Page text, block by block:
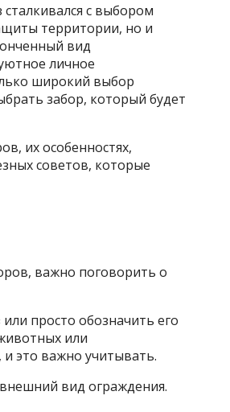
с выбором
территории, но и
вид
личное
широкий выбор
забор, который будет
их особенностях,
советов, которые
важно поговорить о
просто обозначить его
или
это важно учитывать.
вид ограждения.